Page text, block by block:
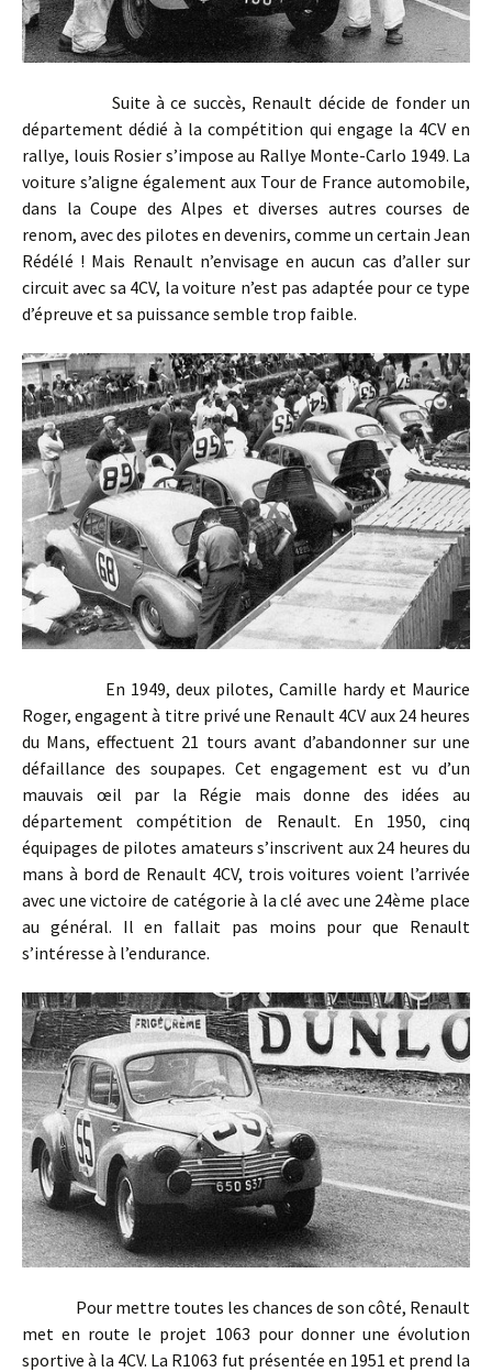
Suite à ce succès, Renault décide de fonder un
département dédié à la compétition qui engage la 4CV en
rallye, louis Rosier s’impose au Rallye Monte-Carlo 1949. La
voiture s’aligne également aux Tour de France automobile,
dans la Coupe des Alpes et diverses autres courses de
renom, avec des pilotes en devenirs, comme un certain Jean
Rédélé ! Mais Renault n’envisage en aucun cas d’aller sur
circuit avec sa 4CV, la voiture n’est pas adaptée pour ce type
d’épreuve et sa puissance semble trop faible.
En 1949, deux pilotes, Camille hardy et Maurice
Roger, engagent à titre privé une Renault 4CV aux 24 heures
du Mans, effectuent 21 tours avant d’abandonner sur une
défaillance des soupapes. Cet engagement est vu d’un
mauvais œil par la Régie mais donne des idées au
département compétition de Renault. En 1950, cinq
équipages de pilotes amateurs s’inscrivent aux 24 heures du
mans à bord de Renault 4CV, trois voitures voient l’arrivée
avec une victoire de catégorie à la clé avec une 24ème place
au général. Il en fallait pas moins pour que Renault
s’intéresse à l’endurance.
Pour mettre toutes les chances de son côté, Renault
met en route le projet 1063 pour donner une évolution
sportive à la 4CV. La R1063 fut présentée en 1951 et prend la